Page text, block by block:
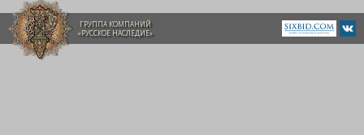
ГРУППА КОМПАНИЙ
«РУССКОЕ НАСЛЕДИЕ»